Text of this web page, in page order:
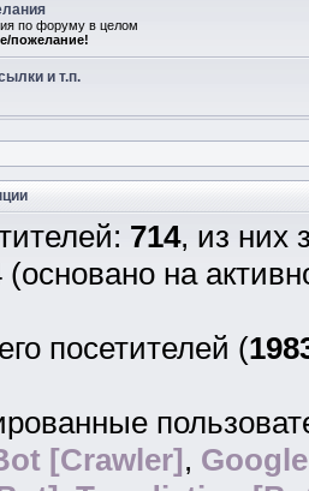
по форуму в целом
пожелание!
и т.п.
714, из них
(основано на
посетителей (
[Crawler],